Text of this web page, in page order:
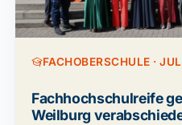
FACHOBERSCHULE ·
Fachhochschulreife
Weilburg